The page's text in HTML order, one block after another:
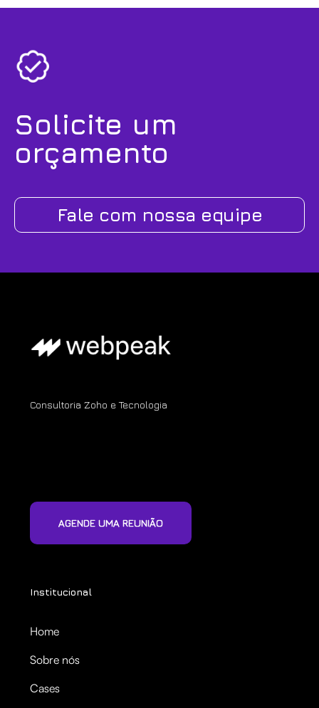
Solicite um
orçamento
Fale com nossa equipe
Consultoria Zoho e Tecnologia
AGENDE UMA REUNIÃO
Institucional
Home
Sobre nós
Cases